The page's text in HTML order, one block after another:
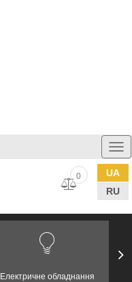
UA
RU
0
Електричне обладнання